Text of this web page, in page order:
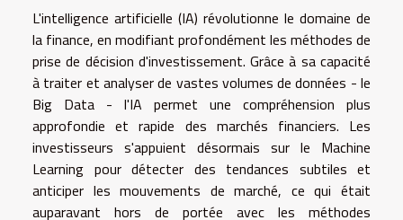
L'intelligence artificielle (IA) révolutionne le domaine de
la finance, en modifiant profondément les méthodes de
prise de décision d'investissement. Grâce à sa capacité
à traiter et analyser de vastes volumes de données - le
Big Data - l'IA permet une compréhension plus
approfondie et rapide des marchés financiers. Les
investisseurs s'appuient désormais sur le Machine
Learning pour détecter des tendances subtiles et
anticiper les mouvements de marché, ce qui était
auparavant hors de portée avec les méthodes